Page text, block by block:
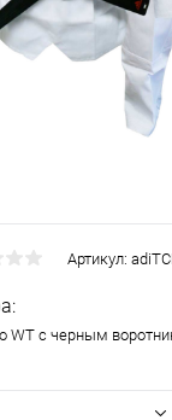
Артикул:
WT с черным